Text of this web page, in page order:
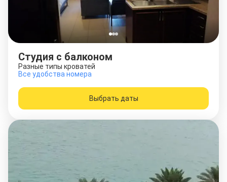
Студия с балконом
Разные типы кроватей
Все удобства номера
Выбрать даты